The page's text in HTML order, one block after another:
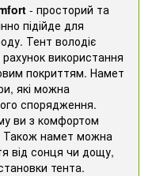
- просторий та
підійде для
Тент володіє
використання
покриттям. Намет
які можна
спорядження.
ви з комфортом
Також намет можна
від сонця чи дощу,
тента.